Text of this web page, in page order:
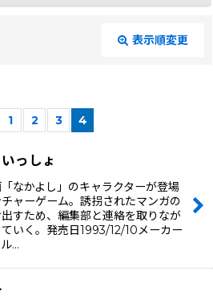
表示順変更
絞り込む
1 2 3 4
っしょ
なかよし」のキャラクターが登場
ャーゲーム。誘拐されたマンガの
すため、編集部と連絡を取りなが
いく。発売日1993/12/10メーカー
…